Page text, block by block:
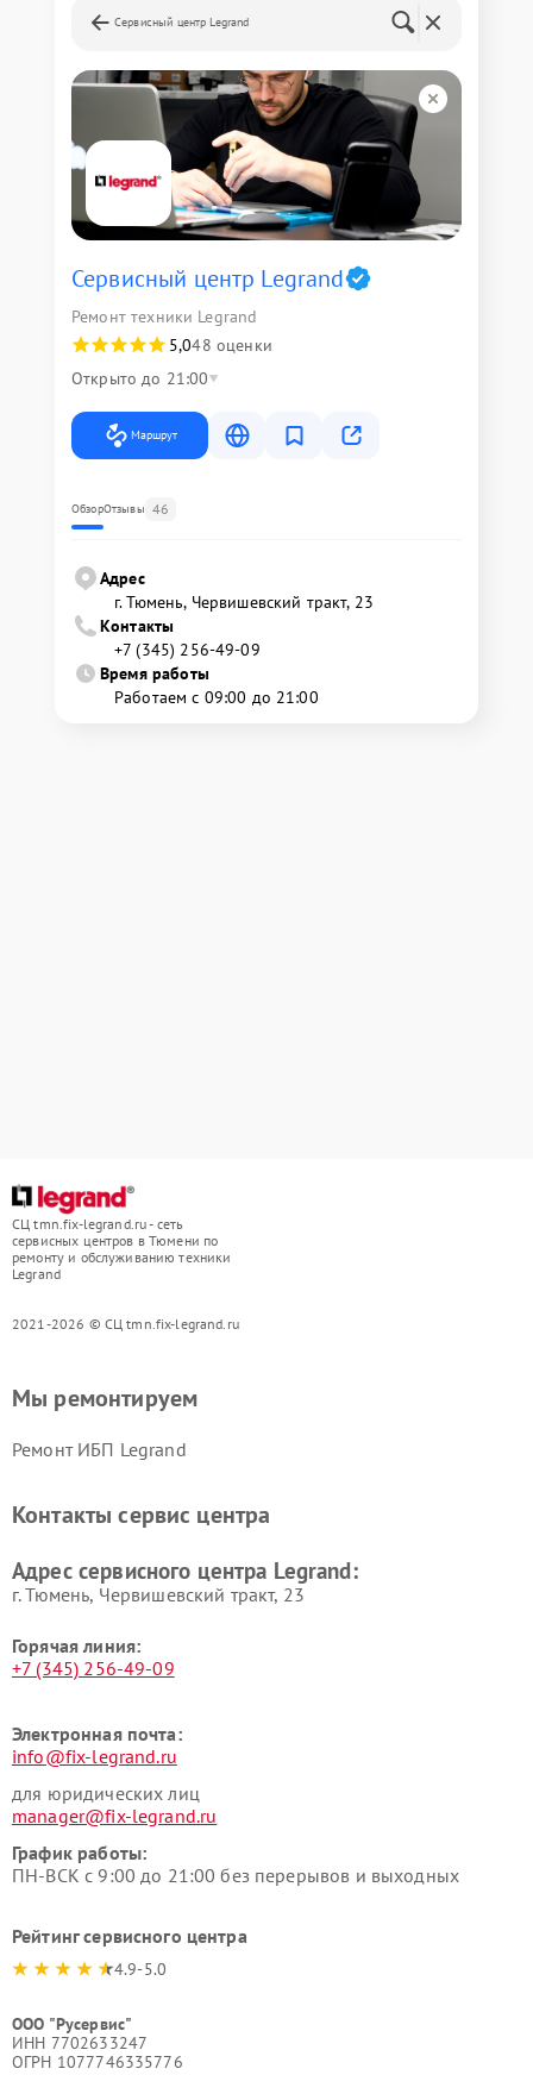
Сервисный центр Legrand
Сервисный центр Legrand
Ремонт техники Legrand
5,048 оценки
Открыто до 21:00
Маршрут
ОбзорОтзывы 46
Адрес
г. Тюмень, ​Червишевский тракт, 23
Контакты
+7 (345) 256-49-09
Время работы
Работаем с 09:00 до 21:00
СЦ tmn.fix-legrand.ru - сеть
сервисных центров в Тюмени по
ремонту и обслуживанию техники
Legrand
2021-2026 © СЦ tmn.fix-legrand.ru
Мы ремонтируем
Ремонт ИБП Legrand
Контакты сервис центра
Адрес сервисного центра Legrand:
г. Тюмень, ​Червишевский тракт, 23
Горячая линия:
+7 (345) 256-49-09
Электронная почта:
info@fix-legrand.ru
для юридических лиц
manager@fix-legrand.ru
График работы:
ПН-ВСК с 9:00 до 21:00 без перерывов и выходных
Рейтинг сервисного центра
4.9-5.0
ООО "Русервис"
ИНН 7702633247
ОГРН 1077746335776